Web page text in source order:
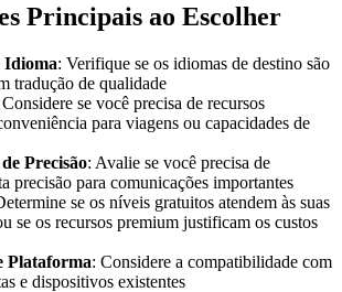
Principais ao Escolher
Idioma: Verifique se os idiomas de destino são
tradução de qualidade
Considere se você precisa de recursos
para viagens ou capacidades de
Precisão: Avalie se você precisa de
precisão para comunicações importantes
se os níveis gratuitos atendem às suas
se os recursos premium justificam os custos
Plataforma: Considere a compatibilidade com
e dispositivos existentes